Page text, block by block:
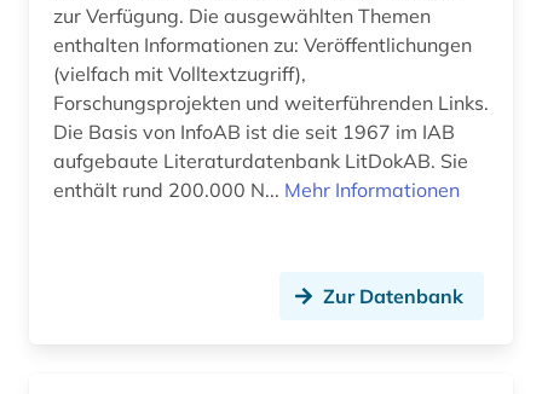
arbeitsschutz (5)
arbeitssicherheit (6)
arbeitssicherheitsrecht (1)
architektur (3)
Griechenland (4)
Großbritannien (30)
Irland (5)
Island (2)
Japan (7)
zur Verfügung. Die ausgewählten Themen
enthalten Informationen zu: Veröffentlichungen
(vielfach mit Volltextzugriff),
Forschungsprojekten und weiterführenden Links.
Die Basis von InfoAB ist die seit 1967 im IAB
aufgebaute Literaturdatenbank LitDokAB. Sie
enthält rund 200.000 N... Mehr Informationen
Zur Datenbank